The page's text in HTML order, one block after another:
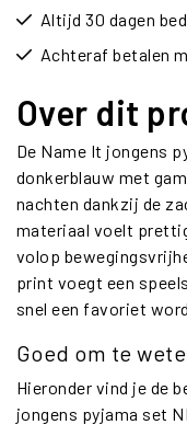
Altijd 30 dagen
Achteraf betalen
Over dit
De Name It jongens
donkerblauw met
nachten dankzij de
materiaal voelt
volop
print voegt een
snel een favoriet
Goed om te
Hieronder vind je de
jongens pyjama set